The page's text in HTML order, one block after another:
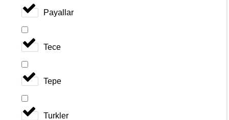
Payallar
Tece
Tepe
Turkler